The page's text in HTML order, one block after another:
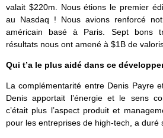
valait $220m. Nous étions le premier
au Nasdaq ! Nous avions renforcé
américain basé à Paris. Sept bons
résultats nous ont amené à $1B de
Qui t’a le plus aidé dans ce
La complémentarité entre Denis Payre
Denis apportait l’énergie et le sens
c’était plus l’aspect produit et
pour les entreprises de high-tech, a duré